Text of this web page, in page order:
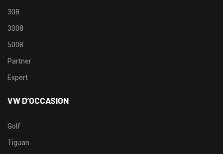
308
3008
5008
Partner
Expert
VW D’OCCASION
Golf
Tiguan